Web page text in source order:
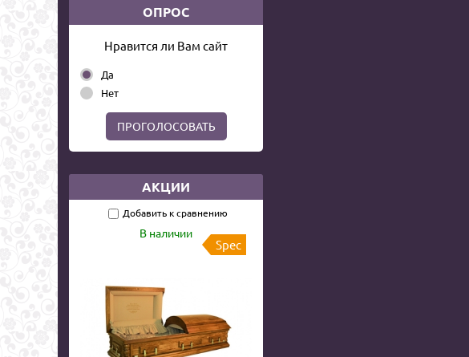
ОПРОС
Нравится ли Вам сайт
Да
Нет
ПРОГОЛОСОВАТЬ
АКЦИИ
Добавить к сравнению
В наличии
Spec